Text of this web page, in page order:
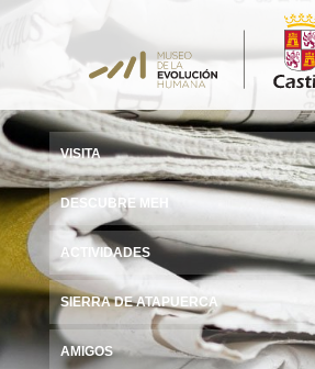
VISITA
DESCUBRE MEH
ACTIVIDADES
SIERRA DE ATAPUERCA
AMIGOS